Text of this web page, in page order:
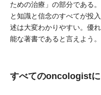
ための治療」の部分である
と知識と信念のすべてが投
述は大変わかりやすい。優
能な著書であると言えよう。
すべてのoncologistに